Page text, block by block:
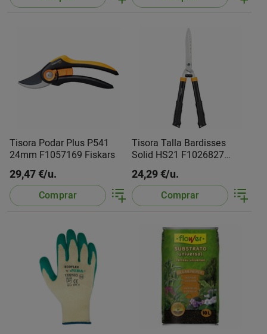
Tisora Podar Plus P541
24mm F1057169 Fiskars
29,47 €/u.
Comprar
Tisora Talla Bardisses
Solid HS21 F1026827
Fiskars
24,29 €/u.
Comprar